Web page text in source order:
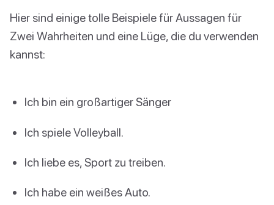
Hier sind einige tolle Beispiele für Aussagen für
Zwei Wahrheiten und eine Lüge, die du verwenden
kannst:
Ich bin ein großartiger Sänger
Ich spiele Volleyball.
Ich liebe es, Sport zu treiben.
Ich habe ein weißes Auto.